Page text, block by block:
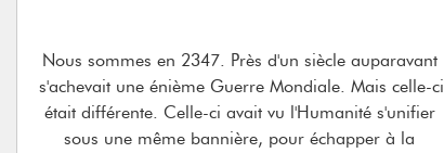
Nous sommes en 2347. Près d'un siècle auparavant
s'achevait une énième Guerre Mondiale. Mais celle-ci
était différente. Celle-ci avait vu l'Humanité s'unifier
sous une même bannière, pour échapper à la